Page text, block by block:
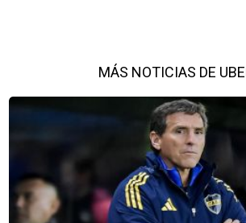
MÁS NOTICIAS DE